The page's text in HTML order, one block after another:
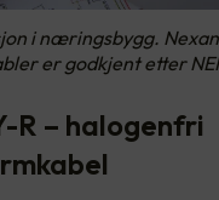
i næringsbygg.
er godkjent etter
R – halogenfri